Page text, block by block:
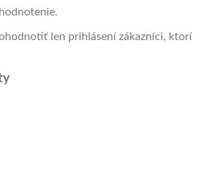
len prihlásení zákazníci, ktorí